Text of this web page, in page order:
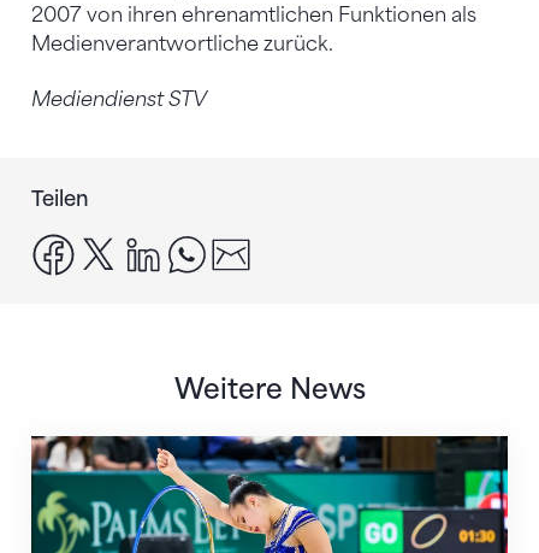
2007 von ihren ehrenamtlichen Funktionen als
Medienverantwortliche zurück.
Mediendienst STV
Teilen
facebook
x linkedinwhatsapp
Weitere News
Nächster Halt: Weltmeisterschaft